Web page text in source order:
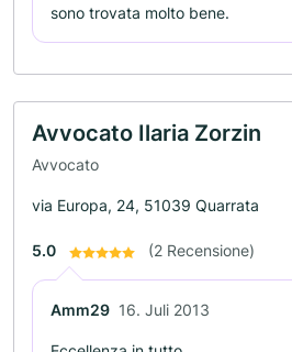
sono trovata molto bene.
Avvocato Ilaria Zorzin
Avvocato
via Europa, 24, 51039 Quarrata
5.0 (2 Recensione)
Amm29 16. Juli 2013